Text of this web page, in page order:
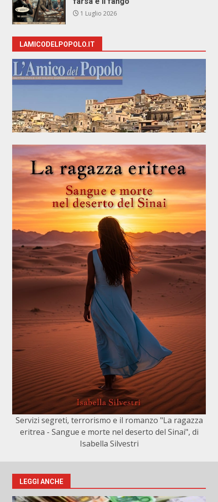
1 Luglio 2026
LAMICODELPOPOLO.IT
Servizi segreti, terrorismo e il romanzo "La ragazza
eritrea - Sangue e morte nel deserto del Sinai", di
Isabella Silvestri
LEGGI ANCHE